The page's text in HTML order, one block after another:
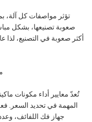
تؤثر مواصفات كل آلة،
صعوبة تصنيعها، بشكل
أكثر صعوبة في التصنيع، لذا
تُعدّ معايير أداء مكونات
المهمة في تحديد السعر.
جهاز فك اللفائف،